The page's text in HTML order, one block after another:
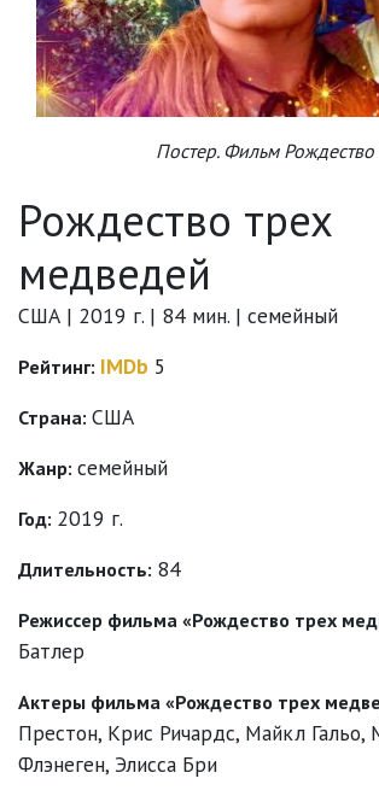
Постер. Фильм
Рождество трех
медведей
США | 2019 г. | 84 мин. | семейный
Рейтинг: IMDb 5
Страна: США
Жанр: семейный
Год: 2019 г.
Длительность: 84
Режиссер фильма «Рождество трех
Батлер
Актеры фильма «Рождество трех
Престон, Крис Ричардс, Майкл Гальо,
Флэнеген, Элисса Бри